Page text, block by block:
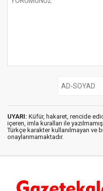
UYARI: Küfür, hakaret, rencide
içeren, imla kuralları ile
Türkçe karakter kullanılmayan ve
onaylanmamaktadır.